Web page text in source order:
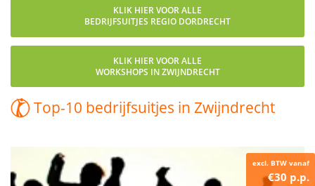
KLIK HIER VOOR ALLE
BEDRIJFSUITJES REGIO DORDRECHT
KLIK HIER VOOR ALLE
WORKSHOPS IN ZWIJNDRECHT
Top-10 bedrijfsuitjes in Zwijndrecht
excl. BTW vanaf
€30 p.p.